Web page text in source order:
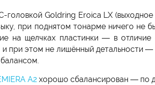
Goldring Eroica LX
при поднятом тонарме ничего не
на щелчках пластинки — в
при этом не лишённый детальности —
A2 хорошо сбалансирован — по